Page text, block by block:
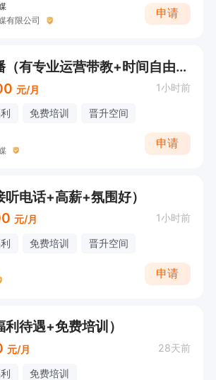
有限公司
申请
抖音新手主播（有专业运营带教+时间自由+居家办公）
元/月 1小时前
免费培训 晋升空间
申请
电话+高薪+氛围好）
元/月 1小时前
免费培训 晋升空间
申请
待遇+免费培训）
元/月 28天前
免费培训